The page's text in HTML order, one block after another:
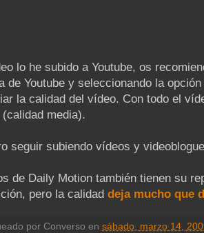
lo he subido a Youtube, os
de Youtube y seleccionando la
la calidad del vídeo. Con todo el
(calidad media).
seguir subiendo vídeos y
de Daily Motion también tienen su
pero la calidad deja mucho que
por Converso en sábado, marzo 14,